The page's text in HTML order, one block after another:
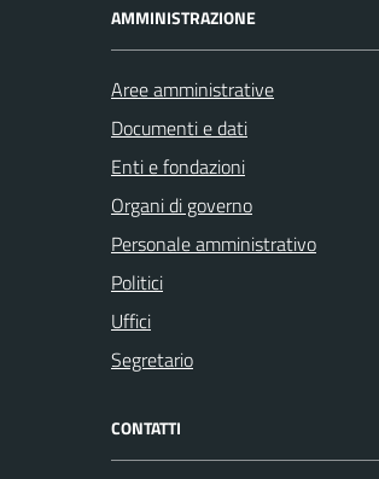
AMMINISTRAZIONE
Aree amministrative
Documenti e dati
Enti e fondazioni
Organi di governo
Personale amministrativo
Politici
Uffici
Segretario
CONTATTI